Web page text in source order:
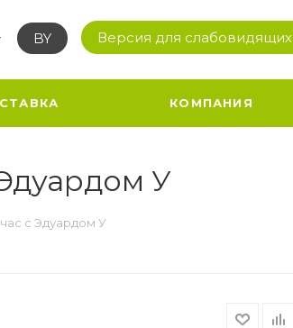
BY Версия для слабовидящих
КОМПАНИЯ
У
с Эдуардом У